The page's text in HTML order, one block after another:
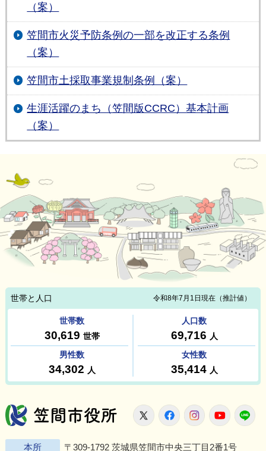
（案）
笠間市火災予防条例の一部を改正する条例
（案）
笠間市土採取事業規制条例（案）
生涯活躍のまち（笠間版CCRC）基本計画
（案）
笠間市役所
X FacebookInstagram
本所 〒309-1792 茨城県笠間市中央三丁目2番1号